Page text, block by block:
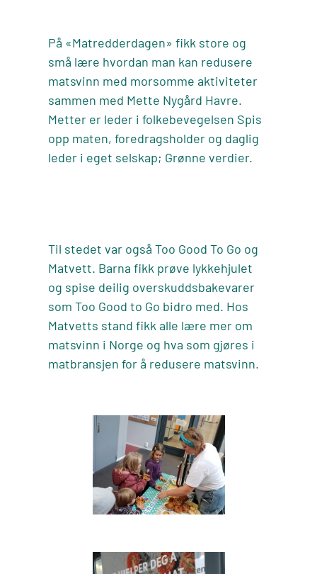
På «Matredderdagen» fikk store og
små lære hvordan man kan redusere
matsvinn med morsomme aktiviteter
sammen med Mette Nygård Havre.
Metter er leder i folkebevegelsen Spis
opp maten, foredragsholder og daglig
leder i eget selskap; Grønne verdier.
Til stedet var også Too Good To Go og
Matvett. Barna fikk prøve lykkehjulet
og spise deilig overskuddsbakevarer
som Too Good to Go bidro med. Hos
Matvetts stand fikk alle lære mer om
matsvinn i Norge og hva som gjøres i
matbransjen for å redusere matsvinn.